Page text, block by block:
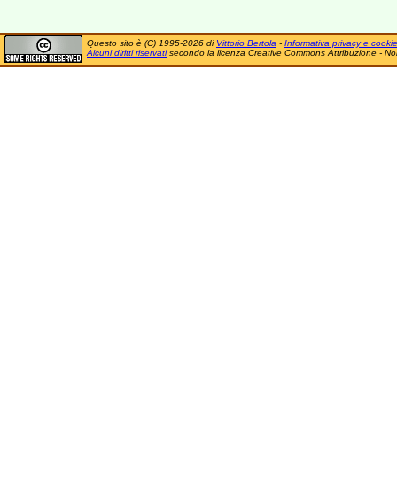
Questo sito è (C) 1995-2026 di Vittorio Bertola - Informativa privacy e cookie
Alcuni diritti riservatisecondo la licenza Creative Commons Attribuzione -